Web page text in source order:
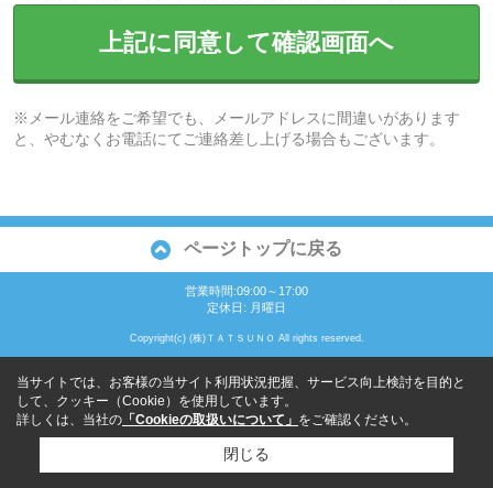
上記に同意して確認画面へ
※メール連絡をご希望でも、メールアドレスに間違いがあります
と、やむなくお電話にてご連絡差し上げる場合もございます。
ページトップに戻る
営業時間:09:00～17:00
定休日: 月曜日
Copyright(c) (株)ＴＡＴＳＵＮＯ All rights reserved.
当サイトでは、お客様の当サイト利用状況把握、サービス向上検討を目的と
して、クッキー（Cookie）を使用しています。
詳しくは、当社の 「Cookieの取扱いについて」 をご確認ください。
閉じる